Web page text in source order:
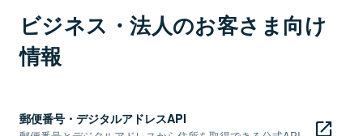
ビジネス・法人のお客さま向け
情報
郵便番号・デジタルアドレスAPI